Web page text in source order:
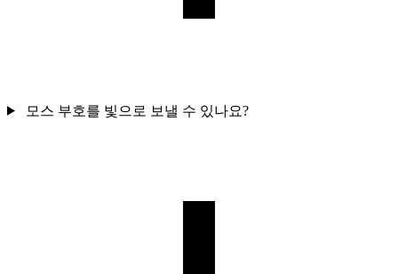
모스 부호를 빛으로 보낼 수 있나요?